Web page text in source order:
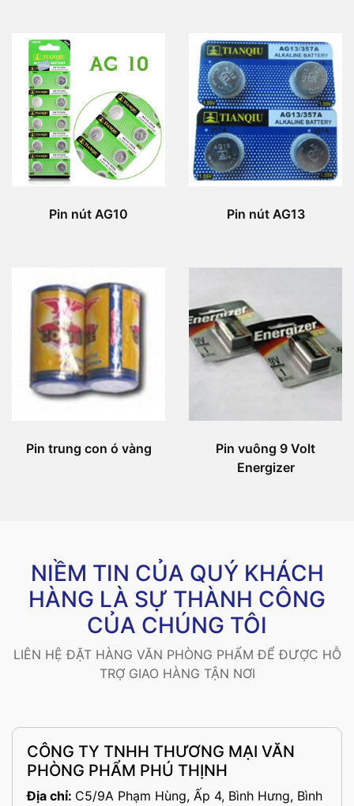
Pin nút AG10 Pin nút AG13
Pin trung con ó vàng
Pin vuông 9 Volt
Energizer
NIỀM TIN CỦA QUÝ KHÁCH
HÀNG LÀ SỰ THÀNH CÔNG
CỦA CHÚNG TÔI
LIÊN HỆ ĐẶT HÀNG VĂN PHÒNG PHẨM ĐỂ ĐƯỢC HỖ
TRỢ GIAO HÀNG TẬN NƠI
CÔNG TY TNHH THƯƠNG MẠI VĂN
PHÒNG PHẨM PHÚ THỊNH
Địa chỉ: C5/9A Phạm Hùng, Ấp 4, Bình Hưng, Bình